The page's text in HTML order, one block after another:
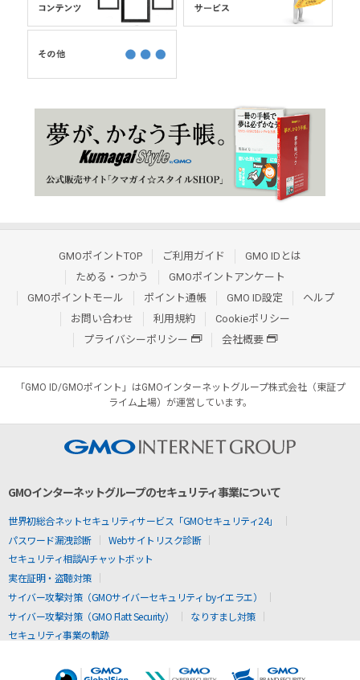
GMOポイントTOP ご利用ガイド
GMO IDとは
ためる・つかう
GMOポイントアンケート
GMOポイントモール
ポイント通帳 GMO ID設定
ヘルプ
お問い合わせ
利用規約
Cookieポリシー
プライバシーポリシー
会社概要
「GMO ID/GMOポイント」はGMOインターネットグループ株式会社（東証プ
ライム上場）が運営しています。
GMOインターネットグループのセキュリティ事業について
世界初総合ネットセキュリティサービス「GMOセキュリティ24」
パスワード漏洩診断
Webサイトリスク診断
セキュリティ相談AIチャットボット
実在証明・盗聴対策
サイバー攻撃対策（GMOサイバーセキュリティ byイエラエ）
サイバー攻撃対策（GMO Flatt Security）
なりすまし対策
セキュリティ事業の軌跡